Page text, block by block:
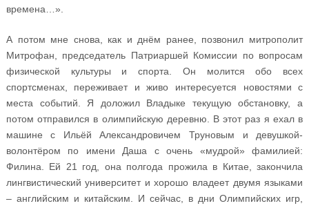
времена…».
А потом мне снова, как и днём ранее, позвонил митрополит
Митрофан, председатель Патриаршей Комиссии по вопросам
физической культуры и спорта. Он молится обо всех
спортсменах, переживает и живо интересуется новостями с
места событий. Я доложил Владыке текущую обстановку, а
потом отправился в олимпийскую деревню. В этот раз я ехал в
машине с Ильёй Александровичем Труновым и девушкой-
волонтёром по имени Даша с очень «мудрой» фамилией:
Филина. Ей 21 год, она полгода прожила в Китае, закончила
лингвистический университет и хорошо владеет двумя языками
– английским и китайским. И сейчас, в дни Олимпийских игр,